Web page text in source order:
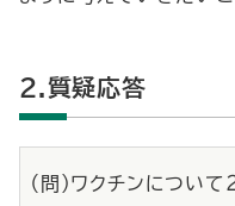
2.質疑応答
（問）ワクチンについ